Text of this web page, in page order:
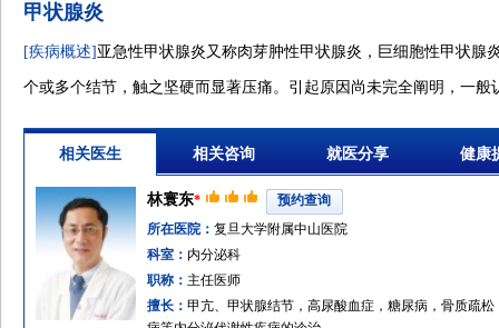
甲状腺炎
[疾病概述] 亚急性甲状腺炎又称肉芽肿性甲状腺炎，巨细胞性甲状腺
个或多个结节，触之坚硬而显著压痛。引起原因尚未完全阐明，一般
相关医生 相关咨询 就医分享 健康
林寰东*
预约查询
所在医院： 复旦大学附属中山医院
科室： 内分泌科
职称： 主任医师
擅长： 甲亢、甲状腺结节，高尿酸血症，糖尿病，骨质疏